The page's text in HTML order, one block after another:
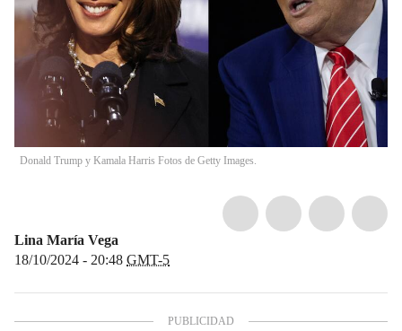
Donald Trump y Kamala Harris Fotos de Getty Images.
Lina María Vega
18/10/2024 - 20:48 GMT-5